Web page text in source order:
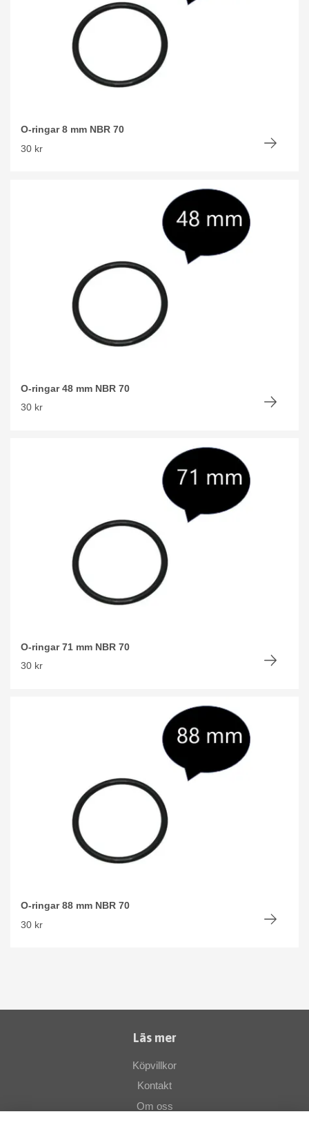
O-ringar 8 mm NBR 70
30 kr
O-ringar 48 mm NBR 70
30 kr
O-ringar 71 mm NBR 70
30 kr
O-ringar 88 mm NBR 70
30 kr
Läs mer
Köpvillkor
Kontakt
Om oss